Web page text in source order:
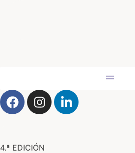
4.ª EDICIÓN